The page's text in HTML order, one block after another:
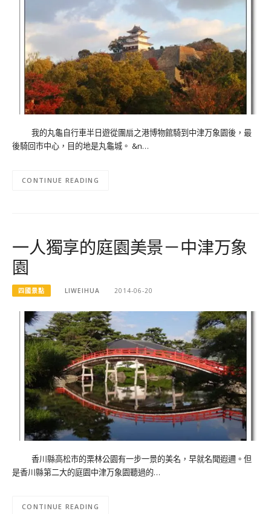
我的丸龜自行車半日遊從團扇之港博物館騎到中津万象園後，最
後騎回市中心，目的地是丸龜城。 &n…
CONTINUE READING
一人獨享的庭園美景－中津万象
園
四國景點 LIWEIHUA 2014-06-20
香川縣高松市的栗林公園有一步一景的美名，早就名聞遐邇。但
是香川縣第二大的庭園中津万象園聽過的…
CONTINUE READING